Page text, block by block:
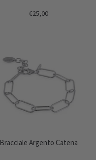
€25,00
Bracciale Argento Catena